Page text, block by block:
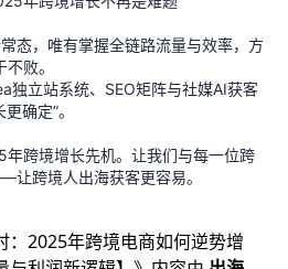
态，唯有掌握全链路流量与效率，方
败。
独立站系统、SEO矩阵与社媒AI获客
确定”。
跨境增长先机。让我们与每一位跨
跨境人出海获客更容易。
：2025年跨境电商如何逆势增